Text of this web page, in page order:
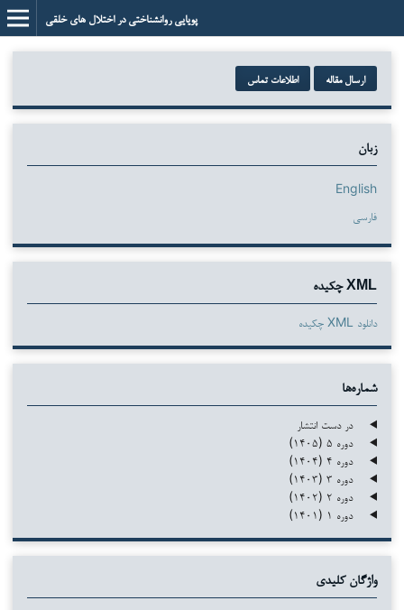
پویایی روانشناختی در اختلال های خلقی
ارسال مقاله اطلاعات تماس
زبان
English
فارسی
XML چکیده
دانلود XML چکیده
شماره‌ها
در دست انتشار
دوره ۵ (۱۴۰۵)
دوره ۴ (۱۴۰۴)
دوره ۳ (۱۴۰۳)
دوره ۲ (۱۴۰۲)
دوره ۱ (۱۴۰۱)
واژگان کلیدی